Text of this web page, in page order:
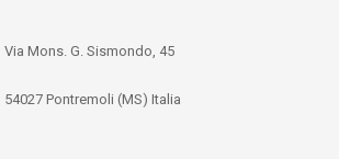
Via Mons. G. Sismondo, 45
54027 Pontremoli (MS) Italia